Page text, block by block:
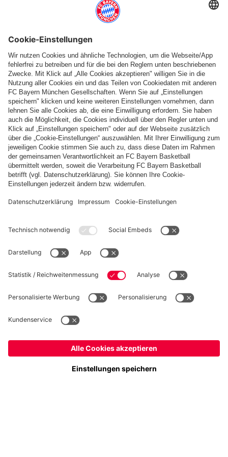
Folge uns
Zahlung & Lieferung
FC Bayern Store App
WIDERRUF
Datenschutz
Cookie Details
Preise inkl. Steuern und Abgaben
© FC Bayern München AG
FC Bayern München AG, Säbener Str. 51-57, 81547 München
Ja,Schweiz, um dorthin zu liefern!
Weltweit, um dorthin zu liefern!